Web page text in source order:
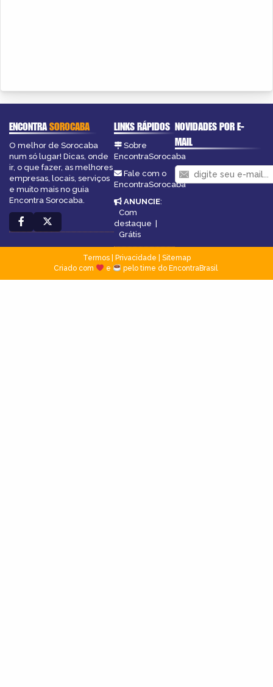
ENCONTRASOROCABA
O melhor de Sorocaba
num só lugar! Dicas, onde
ir, o que fazer, as melhores
empresas, locais, serviços
e muito mais no guia
Encontra Sorocaba.
LINKS RÁPIDOS
Sobre
EncontraSorocaba
Fale com o
EncontraSorocaba
ANUNCIE:
Com
destaque |
Grátis
NOVIDADES POR E-
MAIL
Termos| Privacidade
Sitemap
Criado com
e pelo time do EncontraBrasil